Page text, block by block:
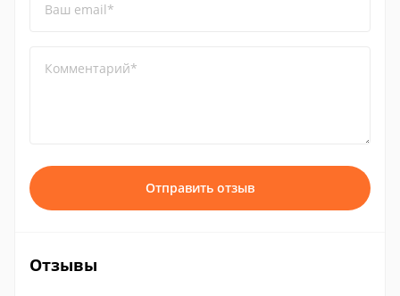
Ваш email*
Комментарий*
Отправить отзыв
Отзывы